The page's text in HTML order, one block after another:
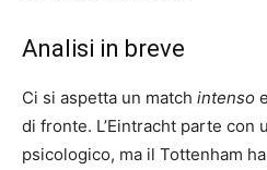
Analisi in breve
Ci si aspetta un match intenso
di fronte. L’Eintracht parte con
psicologico, ma il Tottenham ha